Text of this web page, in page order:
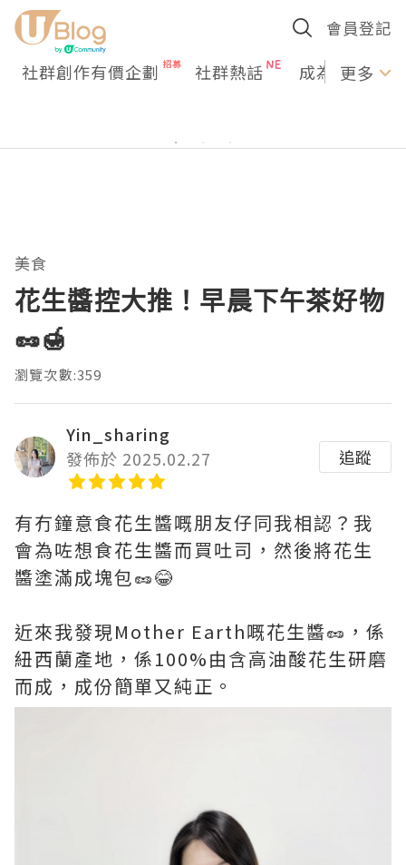
會員登記
社群創作有價企劃 社群熱話 成為U更多
美食
花生醬控大推！早晨下午茶好物
🥜🍯
瀏覽次數:359
Yin_sharing
發佈於 2025.02.27
追蹤
有冇鐘意食花生醬嘅朋友仔同我相認？我
會為咗想食花生醬而買吐司，然後將花生
醬塗滿成塊包🥜😂
近來我發現Mother Earth嘅花生醬🥜，係
紐西蘭產地，係100%由含高油酸花生研磨
而成，成份簡單又純正。